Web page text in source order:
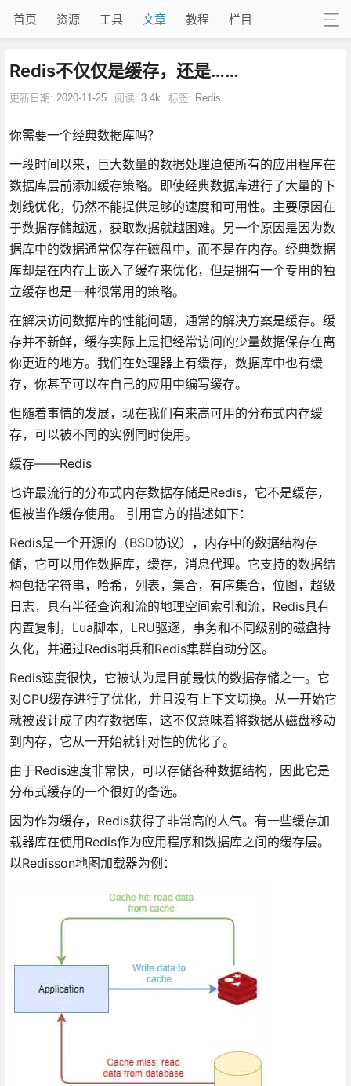
首页 资源 工具 文章 教程 栏目
Redis不仅仅是缓存，还是……
更新日期: 2020-11-25 阅读: 3.4k 标签: Redis
你需要一个经典数据库吗？
一段时间以来，巨大数量的数据处理迫使所有的应用程序在
数据库层前添加缓存策略。即使经典数据库进行了大量的下
划线优化，仍然不能提供足够的速度和可用性。主要原因在
于数据存储越远，获取数据就越困难。另一个原因是因为数
据库中的数据通常保存在磁盘中，而不是在内存。经典数据
库却是在内存上嵌入了缓存来优化，但是拥有一个专用的独
立缓存也是一种很常用的策略。
在解决访问数据库的性能问题，通常的解决方案是缓存。缓
存并不新鲜，缓存实际上是把经常访问的少量数据保存在离
你更近的地方。我们在处理器上有缓存，数据库中也有缓
存，你甚至可以在自己的应用中编写缓存。
但随着事情的发展，现在我们有来高可用的分布式内存缓
存，可以被不同的实例同时使用。
缓存——Redis
也许最流行的分布式内存数据存储是Redis，它不是缓存，
但被当作缓存使用。 引用官方的描述如下：
Redis是一个开源的（BSD协议），内存中的数据结构存
储，它可以用作数据库，缓存，消息代理。它支持的数据结
构包括字符串，哈希，列表，集合，有序集合，位图，超级
日志，具有半径查询和流的地理空间索引和流，Redis具有
内置复制，Lua脚本，LRU驱逐，事务和不同级别的磁盘持
久化，并通过Redis哨兵和Redis集群自动分区。
Redis速度很快，它被认为是目前最快的数据存储之一。它
对CPU缓存进行了优化，并且没有上下文切换。从一开始它
就被设计成了内存数据库，这不仅意味着将数据从磁盘移动
到内存，它从一开始就针对性的优化了。
由于Redis速度非常快，可以存储各种数据结构，因此它是
分布式缓存的一个很好的备选。
因为作为缓存，Redis获得了非常高的人气。有一些缓存加
载器库在使用Redis作为应用程序和数据库之间的缓存层。
以Redisson地图加载器为例：